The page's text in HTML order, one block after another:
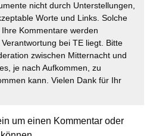
nicht durch Unterstellungen,
Worte und Links. Solche
Kommentare werden
bei TE liegt. Bitte
zwischen Mitternacht und
je nach Aufkommen, zu
kann. Vielen Dank für Ihr
um einen Kommentar oder